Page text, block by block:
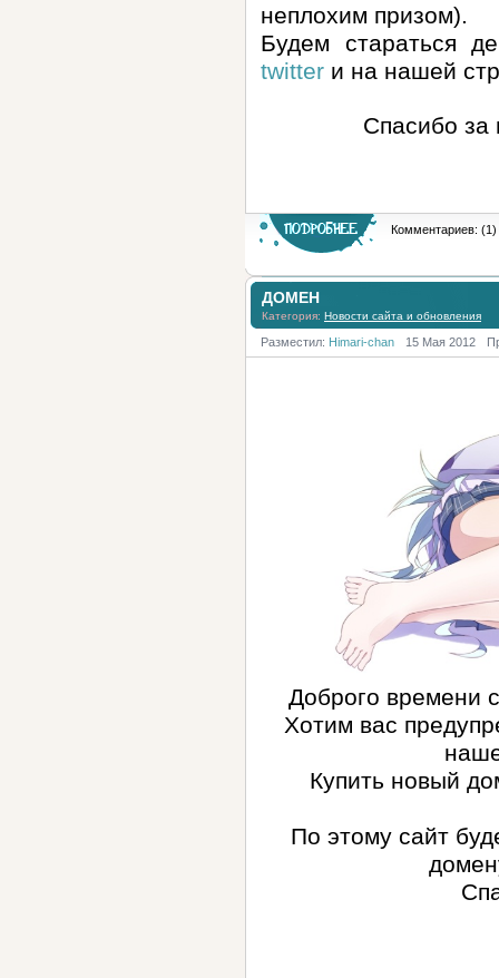
неплохим призом).
Будем стараться
twitter и на нашей
Спасибо за
Комментариев: (1)
ДОМЕН
Категория: Новости сайта и обновления
Разместил: Himari-chan 15 Мая 2012
Доброго времени
Хотим вас
Купить новый
По этому сайт